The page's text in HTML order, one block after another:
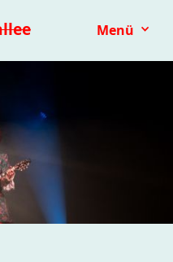
Menü
mit.mach.bühne